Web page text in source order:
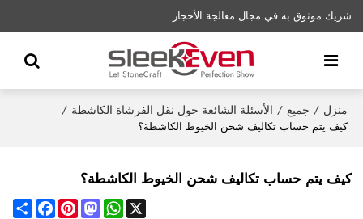
شريك موثوق به في مجال معالجة الأحجار
منزل / جميع / الأسئلة الشائعة حول نقل الفرشاة الكاشطة /
كيف يتم حساب تكاليف شحن الخيوط الكاشطة؟
كيف يتم حساب تكاليف شحن الخيوط الكاشطة؟
Share
FacebookPinterestMastodon
WhatsApp
X